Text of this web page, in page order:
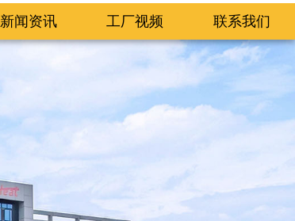
新闻资讯 工厂视频 联系我们